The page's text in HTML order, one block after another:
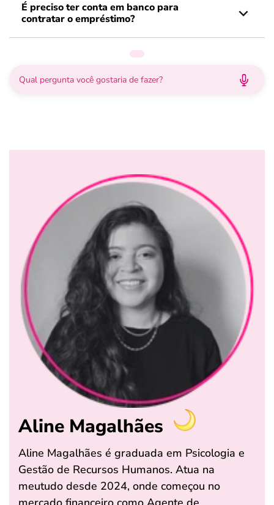
É preciso ter conta em banco para
contratar o empréstimo?
Aline Magalhães
Aline Magalhães é graduada em Psicologia e
Gestão de Recursos Humanos. Atua na
meutudo desde 2024, onde começou no